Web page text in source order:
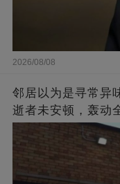
2026/08/08
邻居以为是寻常异
逝者未安顿，轰动